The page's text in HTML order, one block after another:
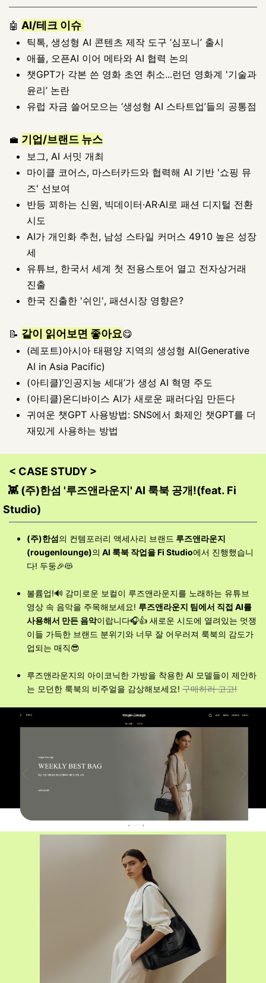
🤖 AI/테크 이슈
틱톡, 생성형 AI 콘텐츠 제작 도구 ‘심포니’ 출시
애플, 오픈AI 이어 메타와 AI 협력 논의
챗GPT가 각본 쓴 영화 초연 취소...런던 영화계 '기술과
윤리’ 논란
유럽 자금 쓸어모으는 ‘생성형 AI 스타트업’들의 공통점
💼 기업/브랜드 뉴스
보그, AI 서밋 개최
마이클 코어스, 마스터카드와 협력해 AI 기반 '쇼핑 뮤
즈' 선보여
반등 꾀하는 신원, 빅데이터·AR·AI로 패션 디지털 전환
시도
AI가 개인화 추천, 남성 스타일 커머스 4910 높은 성장
세
유튜브, 한국서 세계 첫 전용스토어 열고 전자상거래
진출
한국 진출한 '쉬인', 패션시장 영향은?
📝 같이 읽어보면 좋아요😋
(레포트)아시아 태평양 지역의 생성형 AI(Generative
AI in Asia Pacific)
(아티클)‘인공지능 세대’가 생성 AI 혁명 주도
(아티클)온디바이스 AI가 새로운 패러다임 만든다
귀여운 챗GPT 사용방법: SNS에서 화제인 챗GPT를 더
재밌게 사용하는 방법
< CASE STUDY >
👾 (주)한섬 '루즈앤라운지' AI 룩북 공개!(feat. Fi
Studio)
(주)한섬의 컨템포러리 액세사리 브랜드 루즈앤라운지
(rougenlounge)의 AI 룩북 작업을 Fi Studio에서 진행했습니
다! 두둥🎉😻
볼륨업!🔊 감미로운 보컬이 루즈앤라운지를 노래하는 유튜브
영상 속 음악을 주목해보세요! 루즈앤라운지 팀에서 직접 AI를
사용해서 만든 음악이랍니다🎧👍 새로운 시도에 열려있는 멋쟁
이들 가득한 브랜드 분위기와 너무 잘 어우러져 룩북의 감도가
업되는 매직😎
루즈앤라운지의 아이코닉한 가방을 착용한 AI 모델들이 제안하
는 모던한 룩북의 비주얼을 감상해보세요! 구매하러 고고!